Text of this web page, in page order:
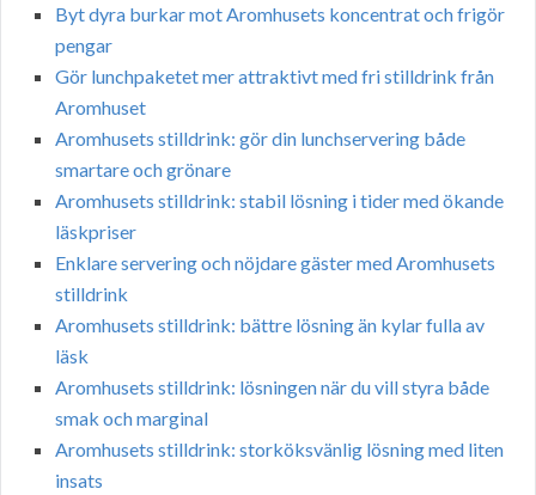
Byt dyra burkar mot Aromhusets koncentrat och frigör
pengar
Gör lunchpaketet mer attraktivt med fri stilldrink från
Aromhuset
Aromhusets stilldrink: gör din lunchservering både
smartare och grönare
Aromhusets stilldrink: stabil lösning i tider med ökande
läskpriser
Enklare servering och nöjdare gäster med Aromhusets
stilldrink
Aromhusets stilldrink: bättre lösning än kylar fulla av
läsk
Aromhusets stilldrink: lösningen när du vill styra både
smak och marginal
Aromhusets stilldrink: storköksvänlig lösning med liten
insats